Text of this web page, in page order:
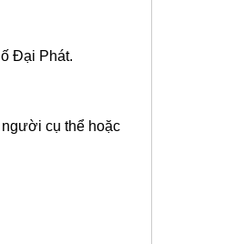
Đại Phát.
cụ thể hoặc